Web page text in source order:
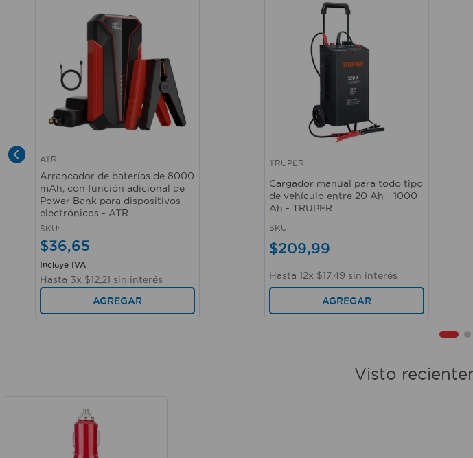
ATR
Arrancador de baterías de 8000
mAh, con función adicional de
Power Bank para dispositivos
electrónicos - ATR
SKU:
$36,65
Incluye IVA
Hasta 3x $12,21 sin interés
AGREGAR
Vista rápida
TRUPER
Cargador manual para todo tipo
de vehículo entre 20 Ah - 1000
Ah - TRUPER
SKU:
$209,99
Hasta 12x $17,49 sin interés
AGREGAR
Visto